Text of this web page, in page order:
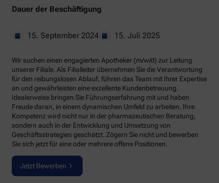
Dauer der Beschäftigung
15. September 2024 15. Juli 2025
Wir suchen einen engagierten Apotheker (m/w/d) zur Leitung
unserer Filiale. Als Filialleiter übernehmen Sie die Verantwortung
für den reibungslosen Ablauf, führen das Team mit Ihrer Expertise
an und gewährleisten eine exzellente Kundenbetreuung.
Idealerweise bringen Sie Führungserfahrung mit und haben
Freude daran, in einem dynamischen Umfeld zu arbeiten. Ihre
Kompetenz wird nicht nur in der pharmazeutischen Beratung,
sondern auch in der Entwicklung und Umsetzung von
Geschäftsstrategien geschätzt. Zögern Sie nicht und bewerben
Sie sich jetzt für eine oder mehrere offene Positionen.
Jetzt Bewerben